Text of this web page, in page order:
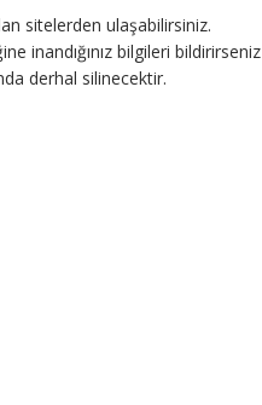
sitelerden ulaşabilirsiniz.
inandığınız bilgileri bildirirseniz
derhal silinecektir.